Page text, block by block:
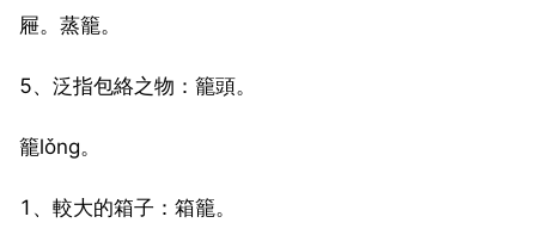
屜。蒸籠。
5、泛指包絡之物：籠頭。
籠lǒng。
1、較大的箱子：箱籠。